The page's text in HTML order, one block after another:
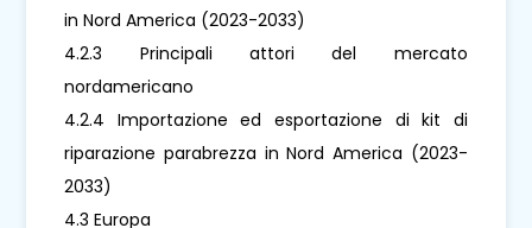
in Nord America (2023-2033)
4.2.3 Principali attori del mercato
nordamericano
4.2.4 Importazione ed esportazione di kit di
riparazione parabrezza in Nord America (2023-
2033)
4.3 Europa